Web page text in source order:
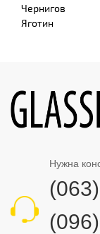
Чернигов
Яготин
Нужна